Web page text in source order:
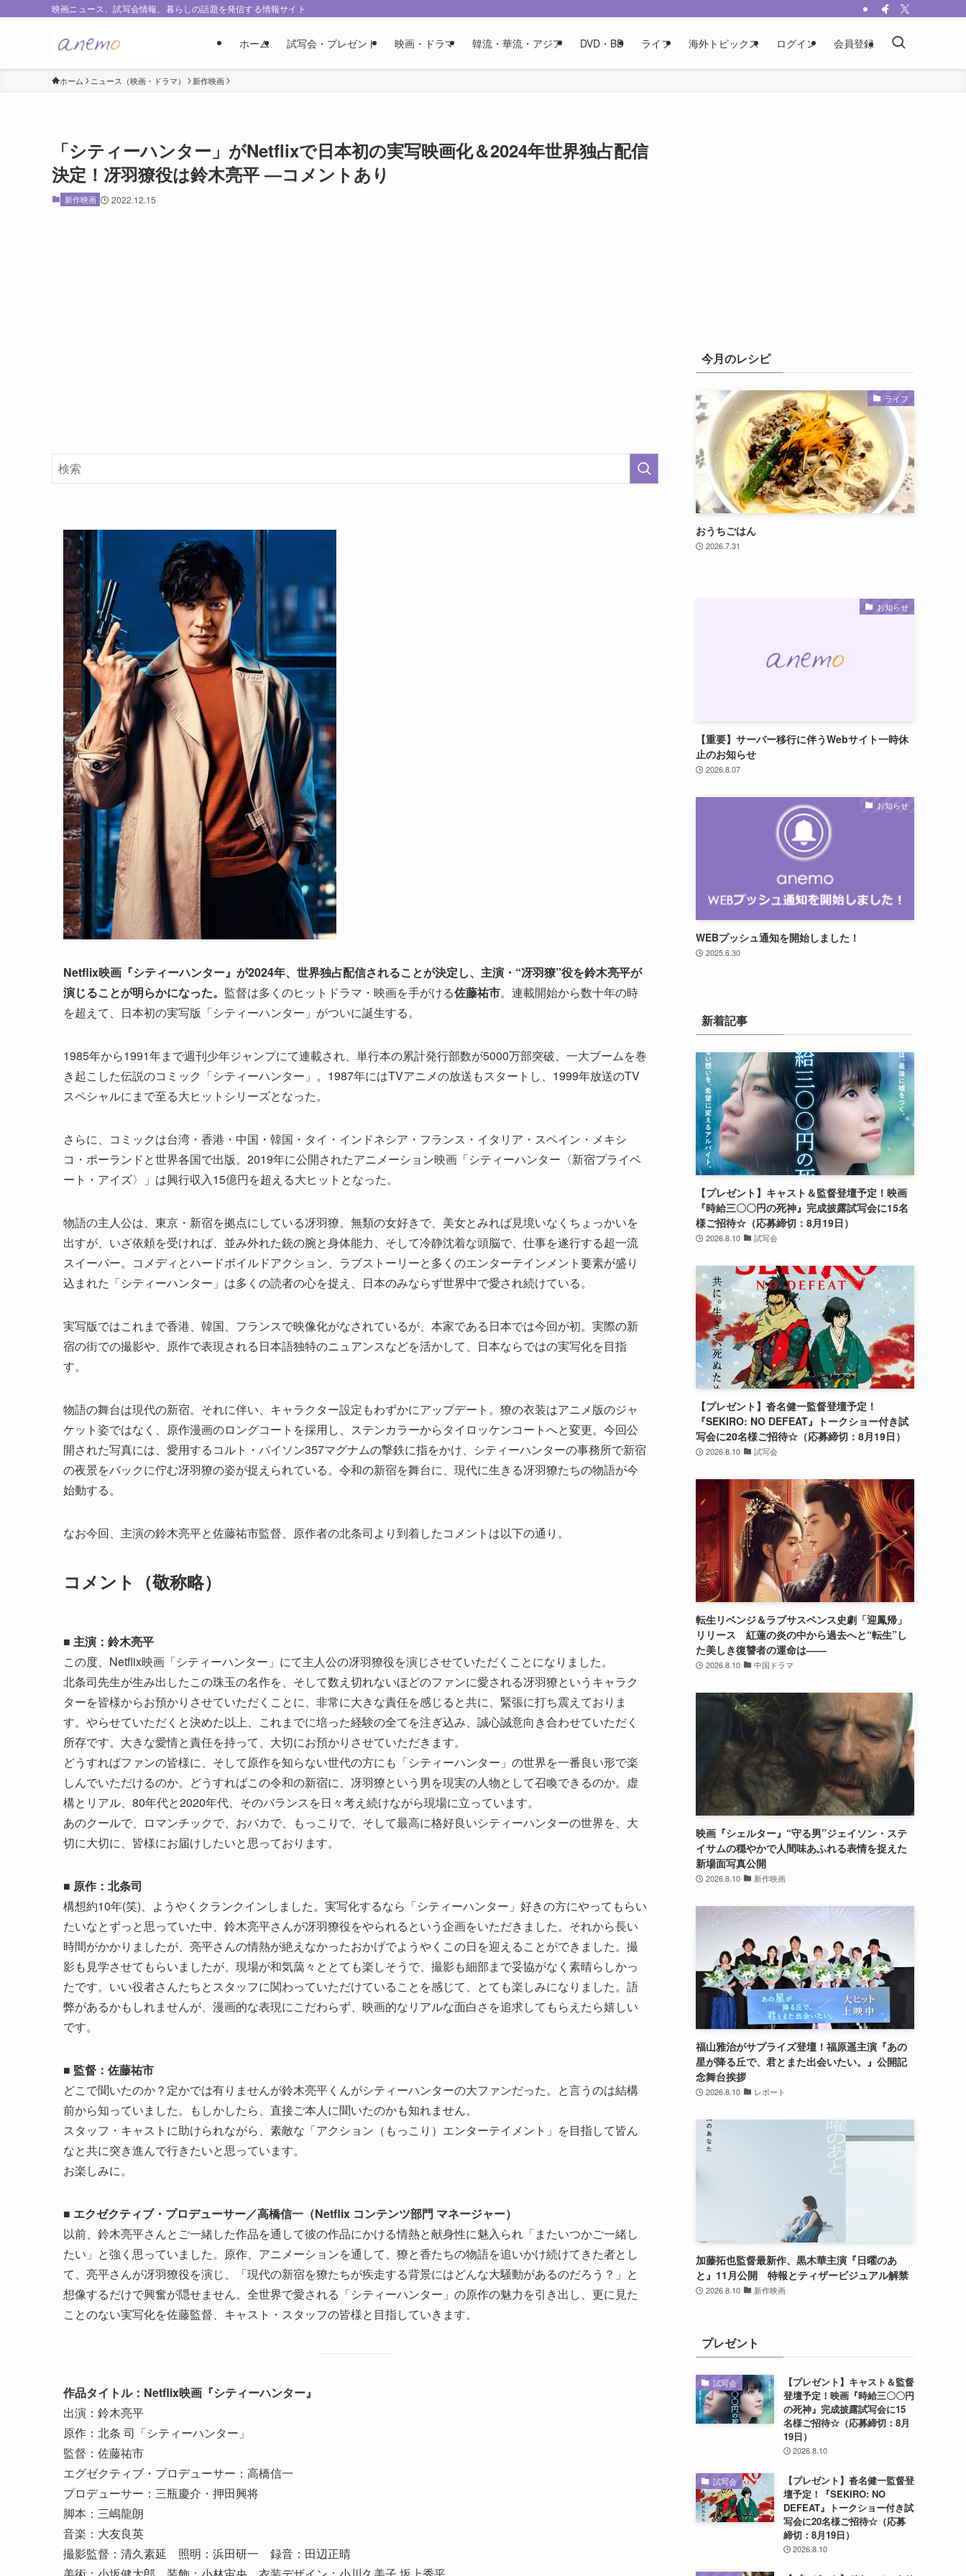
映画ニュース、試写会情報、暮らしの話題を発信する情報サイト
ホーム 試写会・プレゼント 映画・ドラマ 韓流・華流・アジア DVD・BD ライフ 海外トピックス ログイン 会員登録
ホーム ニュース（映画・ドラマ） 新作映画
「シティーハンター」がNetflixで日本初の実写映画化＆2024年世界独占配信
決定！冴羽獠役は鈴木亮平 ―コメントあり
新作映画 2022.12.15
Netflix映画『シティーハンター』が2024年、世界独占配信されることが決定し、主演・“冴羽獠”役を鈴木亮平が
演じることが明らかになった。 監督は多くのヒットドラマ・映画を手がける佐藤祐市。連載開始から数十年の時
を超えて、日本初の実写版「シティーハンター」がついに誕生する。
1985年から1991年まで週刊少年ジャンプにて連載され、単行本の累計発行部数が5000万部突破、一大ブームを巻
き起こした伝説のコミック「シティーハンター」。1987年にはTVアニメの放送もスタートし、1999年放送のTV
スペシャルにまで至る大ヒットシリーズとなった。
さらに、コミックは台湾・香港・中国・韓国・タイ・インドネシア・フランス・イタリア・スペイン・メキシ
コ・ポーランドと世界各国で出版。2019年に公開されたアニメーション映画「シティーハンター〈新宿プライベ
ート・アイズ〉」は興行収入15億円を超える大ヒットとなった。
物語の主人公は、東京・新宿を拠点にしている冴羽獠。無類の女好きで、美女とみれば見境いなくちょっかいを
出すが、いざ依頼を受ければ、並み外れた銃の腕と身体能力、そして冷静沈着な頭脳で、仕事を遂行する超一流
スイーパー。コメディとハードボイルドアクション、ラブストーリーと多くのエンターテインメント要素が盛り
込まれた「シティーハンター」は多くの読者の心を捉え、日本のみならず世界中で愛され続けている。
実写版ではこれまで香港、韓国、フランスで映像化がなされているが、本家である日本では今回が初。実際の新
宿の街での撮影や、原作で表現される日本語独特のニュアンスなどを活かして、日本ならではの実写化を目指
す。
物語の舞台は現代の新宿。それに伴い、キャラクター設定もわずかにアップデート。獠の衣装はアニメ版のジャ
ケット姿ではなく、原作漫画のロングコートを採用し、ステンカラーからタイロッケンコートへと変更。今回公
開された写真には、愛用するコルト・パイソン357マグナムの撃鉄に指をかけ、シティーハンターの事務所で新宿
の夜景をバックに佇む冴羽獠の姿が捉えられている。令和の新宿を舞台に、現代に生きる冴羽獠たちの物語が今
始動する。
なお今回、主演の鈴木亮平と佐藤祐市監督、原作者の北条司より到着したコメントは以下の通り。
コメント（敬称略）
■ 主演：鈴木亮平
この度、Netflix映画「シティーハンター」にて主人公の冴羽獠役を演じさせていただくことになりました。
北条司先生が生み出したこの珠玉の名作を、そして数え切れないほどのファンに愛される冴羽獠というキャラク
ターを皆様からお預かりさせていただくことに、非常に大きな責任を感じると共に、緊張に打ち震えておりま
す。やらせていただくと決めた以上、これまでに培った経験の全てを注ぎ込み、誠心誠意向き合わせていただく
所存です。大きな愛情と責任を持って、大切にお預かりさせていただきます。
どうすればファンの皆様に、そして原作を知らない世代の方にも「シティーハンター」の世界を一番良い形で楽
しんでいただけるのか。どうすればこの令和の新宿に、冴羽獠という男を現実の人物として召喚できるのか。虚
構とリアル、80年代と2020年代、そのバランスを日々考え続けながら現場に立っています。
あのクールで、ロマンチックで、おバカで、もっこりで、そして最高に格好良いシティーハンターの世界を、大
切に大切に、皆様にお届けしたいと思っております。
■ 原作：北条司
構想約10年(笑)、ようやくクランクインしました。実写化するなら「シティーハンター」好きの方にやってもらい
たいなとずっと思っていた中、鈴木亮平さんが冴⽻獠役をやられるという企画をいただきました。それから⻑い
時間がかかりましたが、亮平さんの情熱が絶えなかったおかげでようやくこの日を迎えることができました。撮
影も見学させてもらいましたが、現場が和気藹々ととても楽しそうで、撮影も細部まで妥協がなく素晴らしかっ
たです。いい役者さんたちとスタッフに関わっていただけていることを感じて、とても楽しみになりました。語
弊があるかもしれませんが、漫画的な表現にこだわらず、映画的なリアルな面白さを追求してもらえたら嬉しい
です。
■ 監督：佐藤祐市
どこで聞いたのか？定かでは有りませんが鈴木亮平くんがシティーハンターの大ファンだった。と言うのは結構
前から知っていました。もしかしたら、直接ご本人に聞いたのかも知れません。
スタッフ・キャストに助けられながら、素敵な「アクション（もっこり）エンターテイメント」を目指して皆ん
なと共に突き進んで行きたいと思っています。
お楽しみに。
■ エクゼクティブ・プロデューサー／高橋信一（Netflix コンテンツ部門 マネージャー）
以前、鈴木亮平さんとご一緒した作品を通して彼の作品にかける情熱と献身性に魅入られ「またいつかご一緒し
たい」と強く思っていました。原作、アニメーションを通して、獠と香たちの物語を追いかけ続けてきた者とし
て、亮平さんが冴羽獠役を演じ、「現代の新宿を獠たちが疾走する背景にはどんな大騒動があるのだろう？」と
想像するだけで興奮が隠せません。全世界で愛される「シティーハンター」の原作の魅力を引き出し、更に見た
ことのない実写化を佐藤監督、キャスト・スタッフの皆様と目指していきます。
作品タイトル：Netflix映画『シティーハンター』
出演：鈴木亮平
原作：北条 司「シティーハンター」
監督：佐藤祐市
エグゼクティブ・プロデューサー：高橋信一
プロデューサー：三瓶慶介・押田興将
脚本：三嶋龍朗
音楽：大友良英
撮影監督：清久素延 照明：浜田研一 録音：田辺正晴
今月のレシピ
ライフ
おうちごはん
2026.7.31
お知らせ
【重要】サーバー移行に伴うWebサイト一時休
止のお知らせ
2026.8.07
お知らせ
WEBプッシュ通知を開始しました！
2025.6.30
新着記事
【プレゼント】キャスト＆監督登壇予定！映画
『時給三〇〇円の死神』完成披露試写会に15名
様ご招待☆（応募締切：8月19日）
2026.8.10 試写会
【プレゼント】沓名健一監督登壇予定！
『SEKIRO: NO DEFEAT』トークショー付き試
写会に20名様ご招待☆（応募締切：8月19日）
2026.8.10 試写会
転生リベンジ＆ラブサスペンス史劇「迎鳳帰」
リリース 紅蓮の炎の中から過去へと“転生”し
た美しき復讐者の運命は――
2026.8.10 中国ドラマ
映画『シェルター』“守る男”ジェイソン・ステ
イサムの穏やかで人間味あふれる表情を捉えた
新場面写真公開
2026.8.10 新作映画
福山雅治がサプライズ登壇！福原遥主演『あの
星が降る丘で、君とまた出会いたい。』公開記
念舞台挨拶
2026.8.10 レポート
加藤拓也監督最新作、黒木華主演『日曜のあ
と』11月公開 特報とティザービジュアル解禁
2026.8.10 新作映画
プレゼント
試写会
【プレゼント】キャスト＆監督
登壇予定！映画『時給三〇〇円
の死神』完成披露試写会に15
名様ご招待☆（応募締切：8月
19日）
2026.8.10
試写会
【プレゼント】沓名健一監督登
壇予定！『SEKIRO: NO
DEFEAT』トークショー付き試
写会に20名様ご招待☆（応募
締切：8月19日）
2026.8.10